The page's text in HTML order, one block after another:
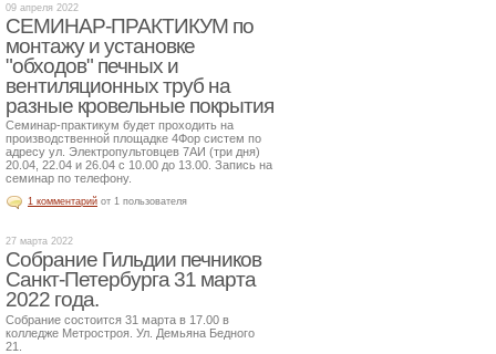
09 апреля 2022
СЕМИНАР-ПРАКТИКУМ по
монтажу и установке
"обходов" печных и
вентиляционных труб на
разные кровельные покрытия
Семинар-практикум будет проходить на
производственной площадке 4Фор систем по
адресу ул. Электропультовцев 7АИ (три дня)
20.04, 22.04 и 26.04 с 10.00 до 13.00. Запись на
семинар по телефону.
1 комментарий от 1 пользователя
27 марта 2022
Собрание Гильдии печников
Санкт-Петербурга 31 марта
2022 года.
Собрание состоится 31 марта в 17.00 в
колледже Метростроя. Ул. Демьяна Бедного
21.